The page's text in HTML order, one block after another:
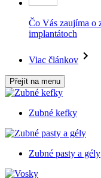
Čo Vás zaujíma o
implantátoch
Viac článkov
Přejít na menu
Zubné kefky
Zubné pasty a gély